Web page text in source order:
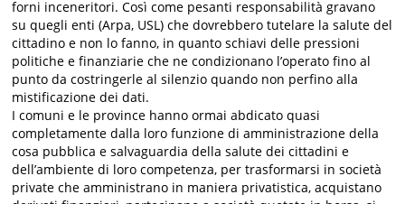
forni inceneritori. Così come pesanti responsabilità gravano
su quegli enti (Arpa, USL) che dovrebbero tutelare la salute del
cittadino e non lo fanno, in quanto schiavi delle pressioni
politiche e finanziarie che ne condizionano l’operato fino al
punto da costringerle al silenzio quando non perfino alla
mistificazione dei dati.
I comuni e le province hanno ormai abdicato quasi
completamente dalla loro funzione di amministrazione della
cosa pubblica e salvaguardia della salute dei cittadini e
dell’ambiente di loro competenza, per trasformarsi in società
private che amministrano in maniera privatistica, acquistano